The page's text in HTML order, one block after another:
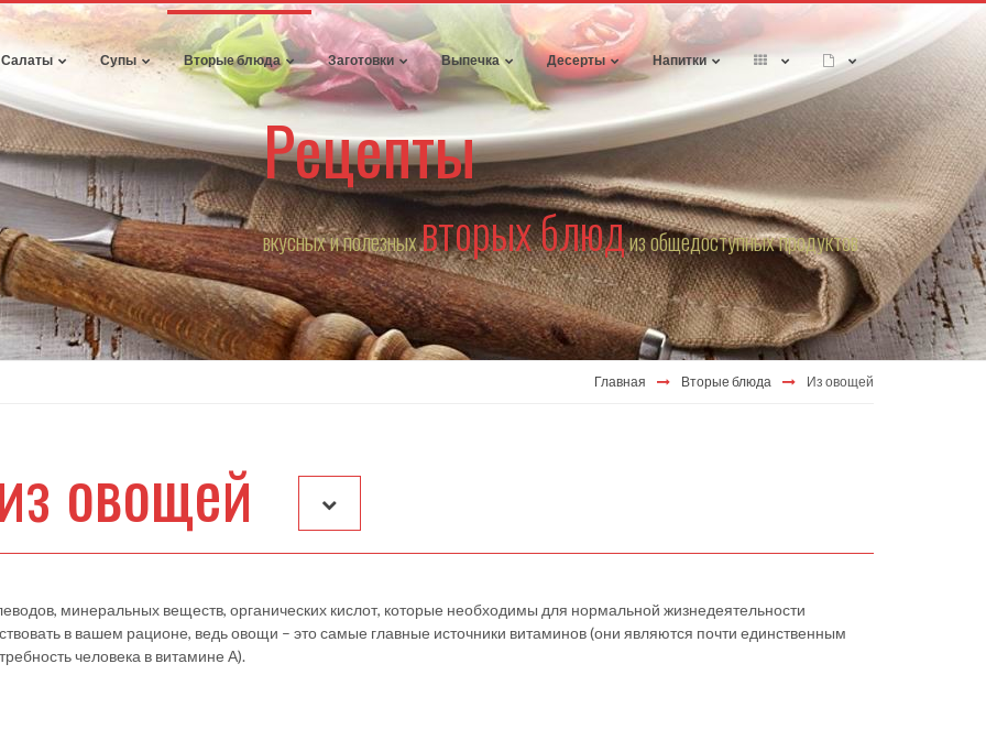
Салаты Супы Вторые блюда Заготовки Выпечка Десерты Напитки
Рецепты
вкусных и полезныхвторых блюдиз общедоступных продуктов
Главная Вторые блюда Из овощей
овощей
минеральных веществ, органических кислот, которые необходимы для нормальной жизнедеятельности
в вашем рационе, ведь овощи – это самые главные источники витаминов (они являются почти единственным
человека в витамине А).